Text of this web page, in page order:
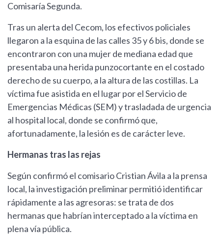
Comisaría Segunda.
Tras un alerta del Cecom, los efectivos policiales
llegaron a la esquina de las calles 35 y 6 bis, donde se
encontraron con una mujer de mediana edad que
presentaba una herida punzocortante en el costado
derecho de su cuerpo, a la altura de las costillas. La
víctima fue asistida en el lugar por el Servicio de
Emergencias Médicas (SEM) y trasladada de urgencia
al hospital local, donde se confirmó que,
afortunadamente, la lesión es de carácter leve.
Hermanas tras las rejas
Según confirmó el comisario Cristian Ávila a la prensa
local, la investigación preliminar permitió identificar
rápidamente a las agresoras: se trata de dos
hermanas que habrían interceptado a la víctima en
plena vía pública.